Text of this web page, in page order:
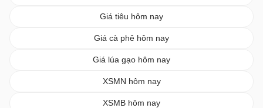
Giá tiêu hôm nay
Giá cà phê hôm nay
Giá lúa gạo hôm nay
XSMN hôm nay
XSMB hôm nay